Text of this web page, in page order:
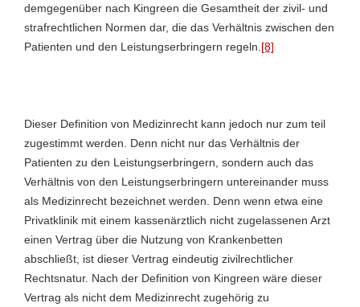
demgegenüber nach Kingreen die Gesamtheit der zivil- und
strafrechtlichen Normen dar, die das Verhältnis zwischen den
Patienten und den Leistungserbringern regeln. [8]
Dieser Definition von Medizinrecht kann jedoch nur zum teil
zugestimmt werden. Denn nicht nur das Verhältnis der
Patienten zu den Leistungserbringern, sondern auch das
Verhältnis von den Leistungserbringern untereinander muss
als Medizinrecht bezeichnet werden. Denn wenn etwa eine
Privatklinik mit einem kassenärztlich nicht zugelassenen Arzt
einen Vertrag über die Nutzung von Krankenbetten
abschließt, ist dieser Vertrag eindeutig zivilrechtlicher
Rechtsnatur. Nach der Definition von Kingreen wäre dieser
Vertrag als nicht dem Medizinrecht zugehörig zu